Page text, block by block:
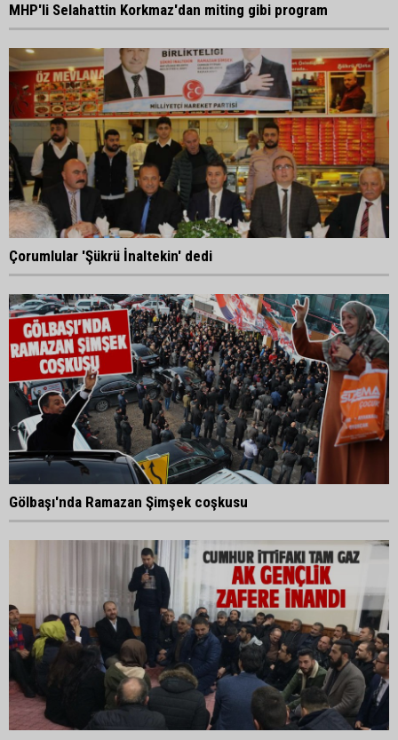
MHP'li Selahattin Korkmaz'dan miting gibi program
Çorumlular 'Şükrü İnaltekin' dedi
Gölbaşı'nda Ramazan Şimşek coşkusu